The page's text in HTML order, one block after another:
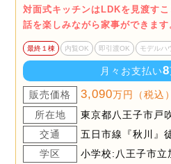
対面式キッチンはLDKを見渡す
話を楽しみながら家事ができます
最終１棟 内覧OK 即引渡OK モデルハ
月々お支払い8
販売価格 3,090万円（税込）
所在地
東京都八王子市戸
交通
五日市線『秋川』
学区
小学校:八王子市立